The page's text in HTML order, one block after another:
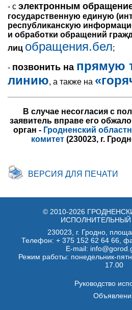
- с электронным
государственную единую
республиканскую
и обработки обращений
лиц обращения.бел;
- позвонить на прямую
линию, а также на
В случае несогласия с
заявитель вправе его
орган - Гродненский
комитет(230023, г.
ВЕРСИЯ ДЛЯ ПЕЧАТИ
© 2010-2026
230023, г. Гродно,
Телефон: + 375 152 62 64 66 ,
E-mail:
Режим работы: понедельник-
17.00
Руководство